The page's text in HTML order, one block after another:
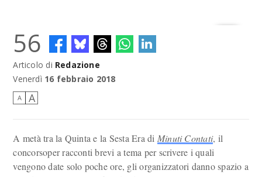
56
Articolo di Redazione
Venerdì 16 febbraio 2018
A A
A metà tra la Quinta e la Sesta Era di Minuti Contati, il
concorsoper racconti brevi a tema per scrivere i quali
vengono date solo poche ore, gli organizzatori danno spazio a